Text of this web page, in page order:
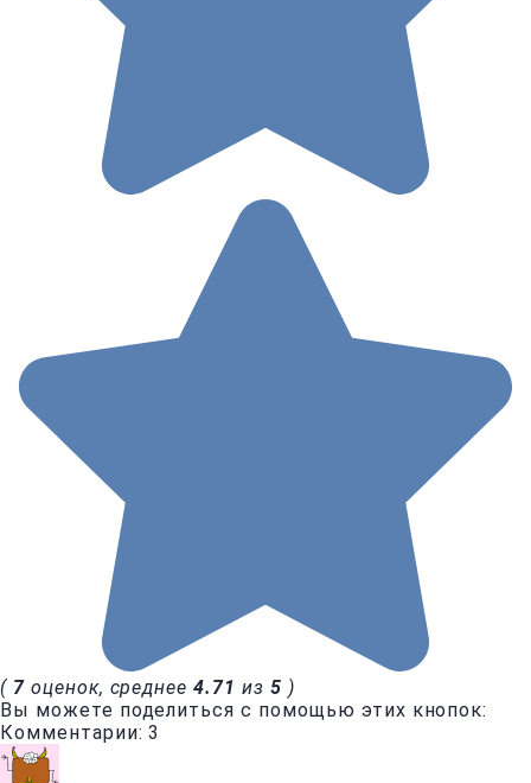
( 7оценок, среднее4.71 из 5 )
Вы можете поделиться с помощью этих кнопок:
Комментарии: 3